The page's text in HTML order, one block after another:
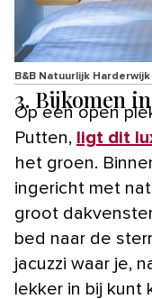
B&B Natuurlijk Harderwijk
3. Bijkomen
Op een open
Putten, ligt dit
het groen.
ingericht met
groot
bed naar de
jacuzzi waar je,
lekker in bij kunt